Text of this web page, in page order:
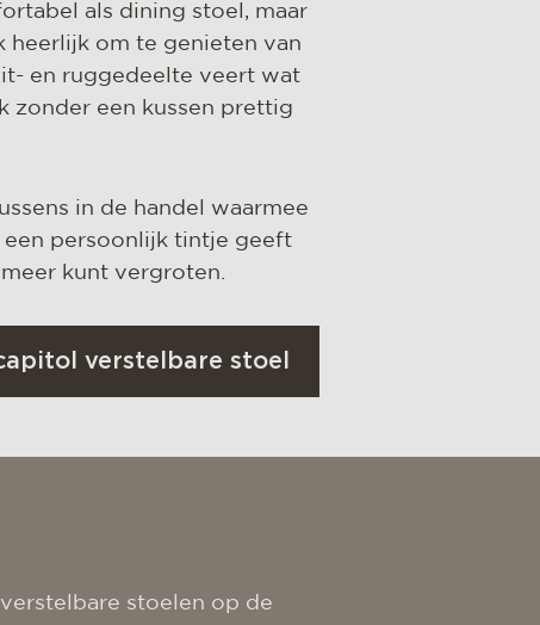
als dining stoel, maar
heerlijk om te genieten van
en ruggedeelte veert wat
zonder een kussen prettig
in de handel waarmee
persoonlijk tintje geeft
kunt vergroten.
verstelbare stoel
stoelen op de